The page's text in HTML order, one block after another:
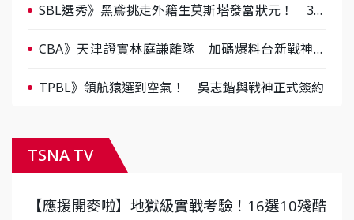
SBL選秀》黑鳶挑走外籍生莫斯塔發當狀元！ 3人
CBA》天津證實林庭謙離隊 加碼爆料台新戰神將
TPBL》領航猿選到空氣！ 吳志鍇與戰神正式簽約
TSNA TV
【應援開麥啦】地獄級實戰考驗！16選10殘酷